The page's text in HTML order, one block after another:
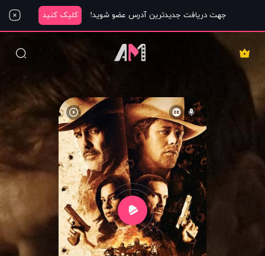
جهت دریافت جدیدترین آدرس عضو شوید! کلیک کنید